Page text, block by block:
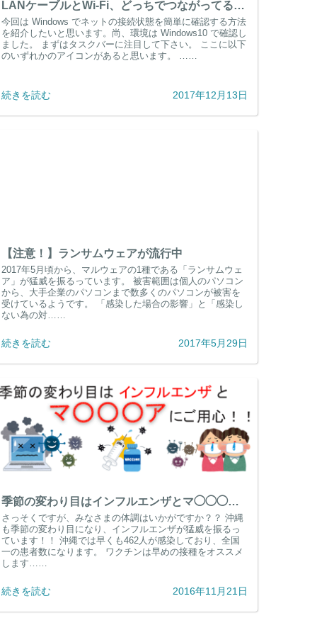
LANケーブルとWi-Fi、どっちでつながってるの?
今回は Windows でネットの接続状態を簡単に確認する方法
を紹介したいと思います。尚、環境は Windows10 で確認し
ました。 まずはタスクバーに注目して下さい。 ここに以下
のいずれかのアイコンがあると思います。 ……
続きを読む 2017年12月13日
【注意！】ランサムウェアが流行中
2017年5月頃から、マルウェアの1種である「ランサムウェ
ア」が猛威を振るっています。 被害範囲は個人のパソコン
から、大手企業のパソコンまで数多くのパソコンが被害を
受けているようです。 「感染した場合の影響」と「感染し
ない為の対……
続きを読む 2017年5月29日
季節の変わり目はインフルエンザとマ◯◯◯アにご用心！！
さっそくですが、みなさまの体調はいかがですか？？ 沖縄
も季節の変わり目になり、インフルエンザが猛威を振るっ
ています！！ 沖縄では早くも462人が感染しており、全国
一の患者数になります。 ワクチンは早めの接種をオススメ
します……
続きを読む 2016年11月21日